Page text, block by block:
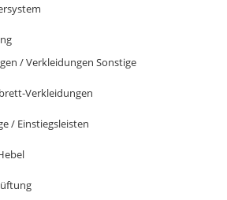
/ Verkleidungen Sonstige
Verkleidungen
/ Einstiegsleisten